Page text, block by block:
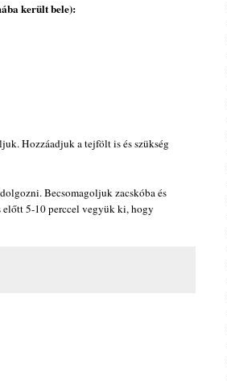
került bele):
Hozzáadjuk a tejfölt is és szükség
Becsomagoljuk zacskóba és
előtt 5-10 perccel vegyük ki, hogy